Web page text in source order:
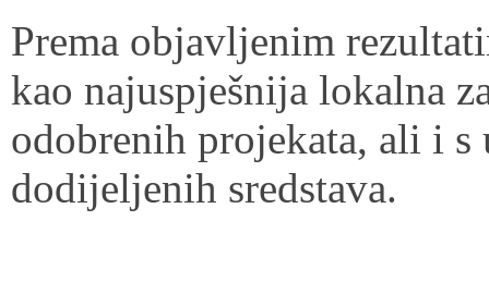
Prema objavljenim
kao najuspješnija lokalna
odobrenih projekata, ali i
dodijeljenih sredstava.